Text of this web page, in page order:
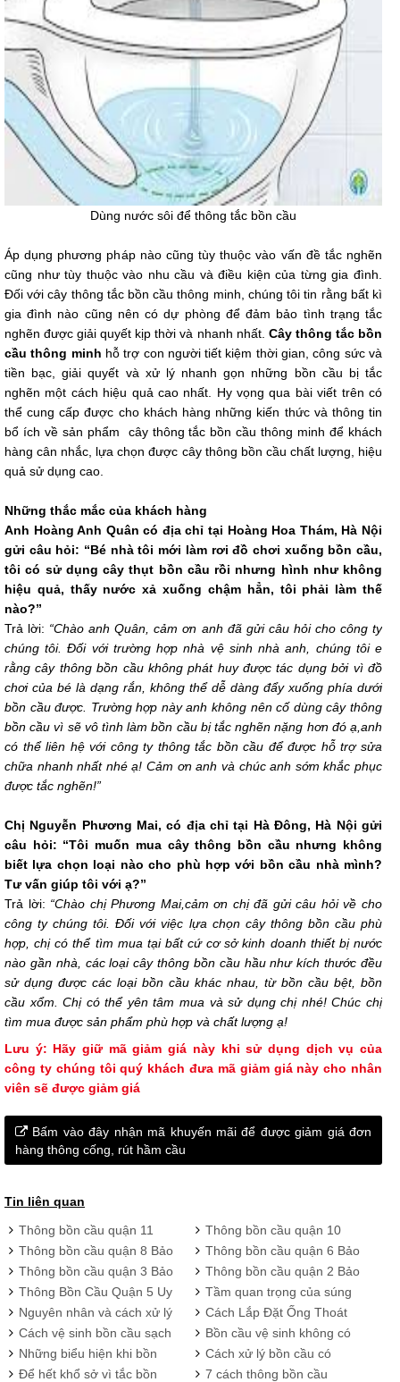
Dùng nước sôi để thông tắc bồn cầu
Áp dụng phương pháp nào cũng tùy thuộc vào vấn đề tắc nghẽn
cũng như tùy thuộc vào nhu cầu và điều kiện của từng gia đình.
Đối với cây thông tắc bồn cầu thông minh, chúng tôi tin rằng bất kì
gia đình nào cũng nên có dự phòng để đảm bảo tình trạng tắc
nghẽn được giải quyết kịp thời và nhanh nhất. Cây thông tắc bồn
cầu thông minh hỗ trợ con người tiết kiệm thời gian, công sức và
tiền bạc, giải quyết và xử lý nhanh gọn những bồn cầu bị tắc
nghẽn một cách hiệu quả cao nhất. Hy vọng qua bài viết trên có
thể cung cấp được cho khách hàng những kiến thức và thông tin
bổ ích về sản phẩm cây thông tắc bồn cầu thông minh để khách
hàng cân nhắc, lựa chọn được cây thông bồn cầu chất lượng, hiệu
quả sử dụng cao.
Những thắc mắc của khách hàng
Anh Hoàng Anh Quân có địa chỉ tại Hoàng Hoa Thám, Hà Nội
gửi câu hỏi: “Bé nhà tôi mới làm rơi đồ chơi xuống bồn cầu,
tôi có sử dụng cây thụt bồn cầu rồi nhưng hình như không
hiệu quả, thấy nước xả xuống chậm hẳn, tôi phải làm thế
nào?”
Trả lời: “Chào anh Quân, cảm ơn anh đã gửi câu hỏi cho công ty
chúng tôi. Đối với trường hợp nhà vệ sinh nhà anh, chúng tôi e
rằng cây thông bồn cầu không phát huy được tác dụng bởi vì đồ
chơi của bé là dạng rắn, không thể dễ dàng đẩy xuống phía dưới
bồn cầu được. Trường hợp này anh không nên cố dùng cây thông
bồn cầu vì sẽ vô tình làm bồn cầu bị tắc nghẽn nặng hơn đó ạ,anh
có thể liên hệ với công ty thông tắc bồn cầu để được hỗ trợ sửa
chữa nhanh nhất nhé ạ! Cảm ơn anh và chúc anh sớm khắc phục
được tắc nghẽn!”
Chị Nguyễn Phương Mai, có địa chỉ tại Hà Đông, Hà Nội gửi
câu hỏi: “Tôi muốn mua cây thông bồn cầu nhưng không
biết lựa chọn loại nào cho phù hợp với bồn cầu nhà mình?
Tư vấn giúp tôi với ạ?”
Trả lời: “Chào chị Phương Mai,cảm ơn chị đã gửi câu hỏi về cho
công ty chúng tôi. Đối với việc lựa chọn cây thông bồn cầu phù
hợp, chị có thể tìm mua tại bất cứ cơ sở kinh doanh thiết bị nước
nào gần nhà, các loại cây thông bồn cầu hầu như kích thước đều
sử dụng được các loại bồn cầu khác nhau, từ bồn cầu bệt, bồn
cầu xổm. Chị có thể yên tâm mua và sử dụng chị nhé! Chúc chị
tìm mua được sản phẩm phù hợp và chất lượng ạ!
Lưu ý: Hãy giữ mã giảm giá này khi sử dụng dịch vụ của
công ty chúng tôi quý khách đưa mã giảm giá này cho nhân
viên sẽ được giảm giá
Bấm vào đây nhận mã khuyến mãi để được giảm giá đơn
hàng thông cống, rút hầm cầu
Tin liên quan
Thông bồn cầu quận 11
Bảo Phát giá rẻ, quy trình
chuẩn
Thông bồn cầu quận 10
Bảo Phát uy tín chất lượng
giá rẻ
Thông bồn cầu quận 8 Bảo
Phát giá siêu hợp lý
Thông bồn cầu quận 6 Bảo
Phát hiệu quả triệt để
Thông bồn cầu quận 3 Bảo
Phát dịch vụ 24/24, hỗ trợ
nhanh chóng
Thông bồn cầu quận 2 Bảo
Phát siêu rẻ, bảo hành 4
năm
Thông Bồn Cầu Quận 5 Uy
Tín - Giá Rẻ, Ưu đãi hấp
dẫn
Tầm quan trọng của súng
hơi thông tắc bồn cầu
Nguyên nhân và cách xử lý
bồn cầu bị trào nước
Cách Lắp Đặt Ống Thoát
Bồn Cầu Đơn Giản, Chuẩn
Kỹ Thuật
Cách vệ sinh bồn cầu sạch
khuẩn 100%, trắng bóng
như mới
Bồn cầu vệ sinh không có
nước.
Những biểu hiện khi bồn
cầu bị nghẹt và cách xử lý
Cách xử lý bồn cầu có
tiếng kêu ục ục nhanh nhất
Để hết khổ sở vì tắc bồn 7 cách thông bồn cầu